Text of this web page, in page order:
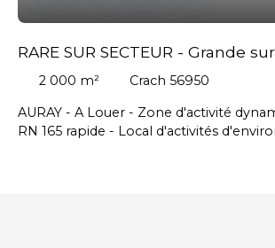
RARE SUR SECTEUR - Grande
2000m²
2 000 m²
Crach 56950
AURAY - A Louer - Zone d'activité
RN 165 rapide - Local d'activités